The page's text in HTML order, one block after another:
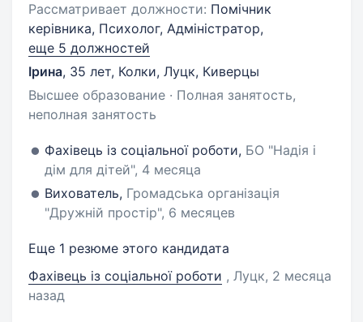
Рассматривает должности: Помічник
керівника, Психолог, Адміністратор,
еще 5 должностей
Ірина, 35 лет, Колки, Луцк, Киверцы
Высшее образование · Полная занятость,
неполная занятость
Фахівець із соціальної роботи, БО "Надія і
дім для дітей", 4 месяца
Вихователь, Громадська організація
"Дружній простір", 6 месяцев
Еще 1 резюме этого кандидата
Фахівець із соціальної роботи , Луцк, 2 месяца
назад